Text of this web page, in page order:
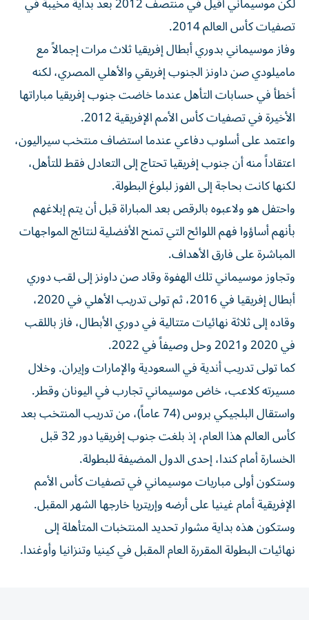
تصفيات كأس العالم 2014.
وفاز موسيماني بدوري أبطال إفريقيا ثلاث مرات إجمالاً مع
ماميلودي صن داونز الجنوب إفريقي والأهلي المصري، لكنه
أخطأ في حسابات التأهل عندما خاضت جنوب إفريقيا مباراتها
الأخيرة في تصفيات كأس الأمم الإفريقية 2012.
واعتمد على أسلوب ​دفاعي عندما استضاف منتخب سيراليون،
اعتقاداً منه أن جنوب إفريقيا ‌تحتاج إلى التعادل فقط للتأهل،
لكنها كانت بحاجة إلى الفوز لبلوغ البطولة.
واحتفل هو ولاعبوه بالرقص بعد المباراة قبل أن يتم إبلاغهم
بأنهم ⁠أساؤوا فهم اللوائح التي تمنح الأفضلية لنتائج المواجهات
المباشرة على فارق الأهداف.
وتجاوز موسيماني تلك الهفوة وقاد صن داونز إلى لقب دوري
أبطال إفريقيا في ​2016، ‌ثم تولى تدريب الأهلي في 2020،
وقاده إلى ثلاثة نهائيات متتالية ‌في دوري الأبطال، فاز باللقب
في 2020 و2021 وحل وصيفاً في 2022.
كما تولى تدريب أندية في السعودية والإمارات وإيران. وخلال
مسيرته كلاعب، خاض ‌موسيماني تجارب في ‌اليونان وقطر.
واستقال البلجيكي بروس (74 عاماً)، ⁠من تدريب المنتخب بعد
كأس العالم هذا العام، ‌إذ بلغت جنوب إفريقيا دور 32 قبل
الخسارة أمام كندا، إحدى الدول المضيفة للبطولة.
وستكون أولى مباريات موسيماني في ⁠تصفيات كأس الأمم
الإفريقية أمام غينيا على أرضه وإريتريا ​خارجها الشهر المقبل.
وستكون هذه بداية مشوار تحديد المنتخبات المتأهلة إلى
نهائيات البطولة المقررة العام المقبل في كينيا وتنزانيا وأوغندا.